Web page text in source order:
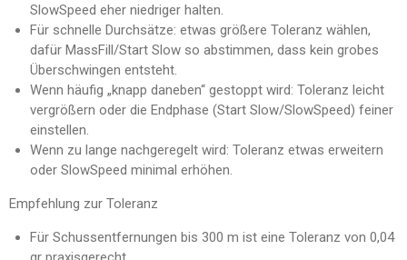
SlowSpeed eher niedriger halten.
Für schnelle Durchsätze: etwas größere Toleranz wählen,
dafür MassFill/Start Slow so abstimmen, dass kein grobes
Überschwingen entsteht.
Wenn häufig „knapp daneben“ gestoppt wird: Toleranz leicht
vergrößern oder die Endphase (Start Slow/SlowSpeed) feiner
einstellen.
Wenn zu lange nachgeregelt wird: Toleranz etwas erweitern
oder SlowSpeed minimal erhöhen.
Empfehlung zur Toleranz
Für Schussentfernungen bis 300 m ist eine Toleranz von 0,04